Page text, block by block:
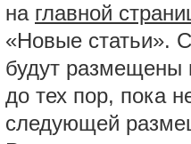
на главной
«Новые статьи».
будут размещены
до тех пор, пока
следующей